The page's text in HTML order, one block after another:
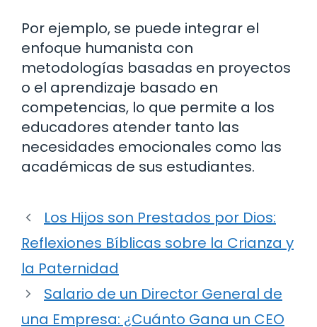
Por ejemplo, se puede integrar el
enfoque humanista con
metodologías basadas en proyectos
o el aprendizaje basado en
competencias, lo que permite a los
educadores atender tanto las
necesidades emocionales como las
académicas de sus estudiantes.
Los Hijos son Prestados por Dios:
Reflexiones Bíblicas sobre la Crianza y
la Paternidad
Salario de un Director General de
una Empresa: ¿Cuánto Gana un CEO